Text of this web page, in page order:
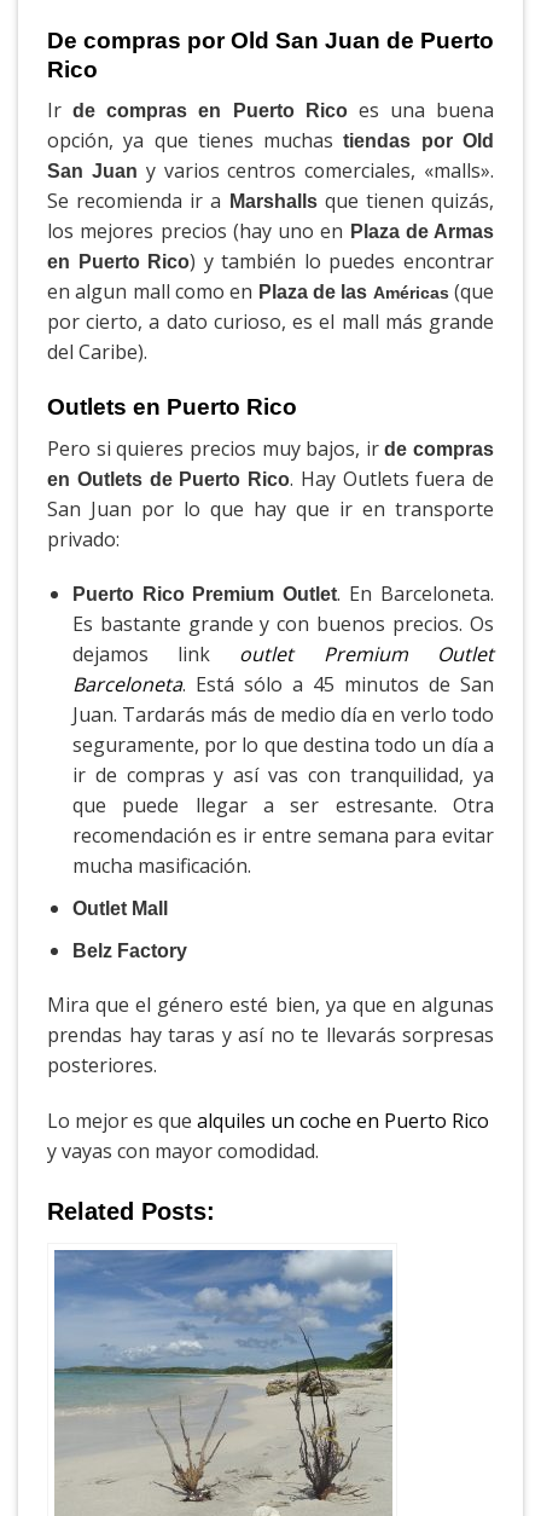
De compras por Old San Juan de Puerto
Rico
Irde compras en Puerto Ricoes una buena
opción, ya que tienes muchastiendas por Old
San Juan y varios centros comerciales, «malls».
Se recomienda ir a
Marshallsque tienen quizás,
los mejores precios (hay uno en Plaza de Armas
en Puerto Rico) y también lo puedes encontrar
en algun mall como en Plaza de las Américas (que
por cierto, a dato curioso, es el mall más grande
del Caribe).
Outlets en Puerto Rico
Pero si quieres precios muy bajos, irde compras
en Outlets de Puerto Rico. Hay Outlets fuera de
San Juan por lo que hay que ir en transporte
privado:
Puerto Rico Premium Outlet. En Barceloneta.
Es bastante grande y con buenos precios. Os
dejamos link outlet Premium Outlet
Barceloneta. Está sólo a 45 minutos de San
Juan. Tardarás más de medio día en verlo todo
seguramente, por lo que destina todo un día a
ir de compras y así vas con tranquilidad, ya
que puede llegar a ser estresante. Otra
recomendación es ir entre semana para evitar
mucha masificación.
Outlet Mall
Belz Factory
Mira que el género esté bien, ya que en algunas
prendas hay taras y así no te llevarás sorpresas
posteriores.
Lo mejor es que alquiles un coche en Puerto Rico
y vayas con mayor comodidad.
Related Posts: